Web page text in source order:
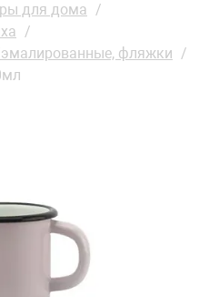
для дома
фляжки